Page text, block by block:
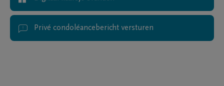
Privé condoléancebericht versturen